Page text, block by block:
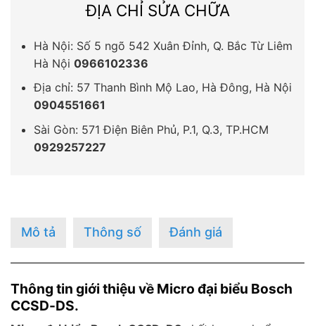
ĐỊA CHỈ SỬA CHỮA
Hà Nội: Số 5 ngõ 542 Xuân Đỉnh, Q. Bắc Từ Liêm
Hà Nội 0966102336
Địa chỉ: 57 Thanh Bình Mộ Lao, Hà Đông, Hà Nội
0904551661
Sài Gòn: 571 Điện Biên Phủ, P.1, Q.3, TP.HCM
0929257227
Mô tả Thông số Đánh giá
Thông tin giới thiệu về Micro đại biểu Bosch
CCSD-DS.